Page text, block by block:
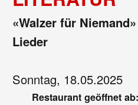
«Walzer für
Lieder
Sonntag, 18.05.2025
Restaurant geöffnet ab: